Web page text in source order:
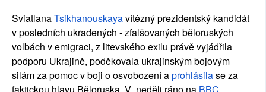
SviatlanaTsikhanouskaya vítězný prezidentský kandidát
v posledních ukradených - zfalšovaných běloruských
volbách v emigraci, z litevského exilu právě vyjádřila
podporu Ukrajině, poděkovala ukrajinským bojovým
silám za pomoc v boji o osvobození aprohlásila se za